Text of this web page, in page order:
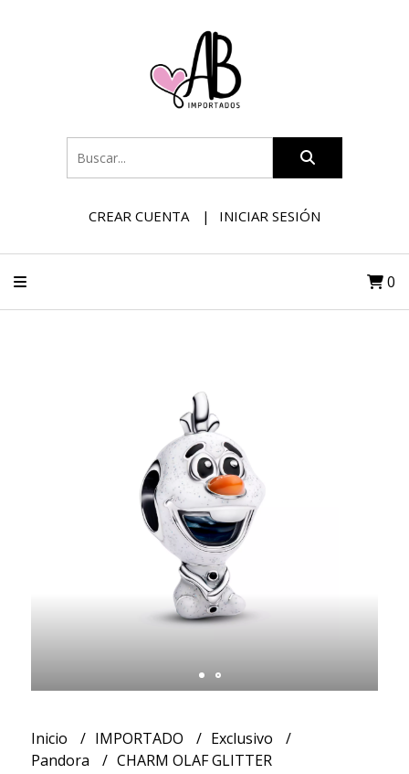
CREAR CUENTA INICIAR SESIÓN
0
Inicio IMPORTADO
Exclusivo
Pandora
CHARM OLAF GLITTER